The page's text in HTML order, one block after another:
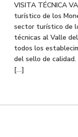
VISITA TÉCNICA
turístico de los
sector turístico de
técnicas al Valle
todos los
del sello de
[…]